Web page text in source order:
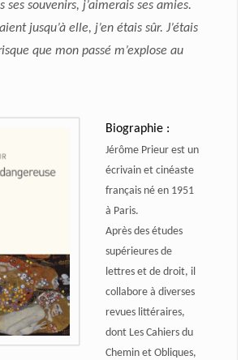
ses souvenirs, j’aimerais ses amies.
jusqu’à elle, j’en étais sûr. J’étais
que mon passé m’explose au
Biographie :
Jérôme Prieur est un
écrivain et cinéaste
français né en 1951
à Paris.
Après des études
supérieures de
lettres et de droit, il
collabore à diverses
revues littéraires,
dont Les Cahiers du
Chemin et Obliques,